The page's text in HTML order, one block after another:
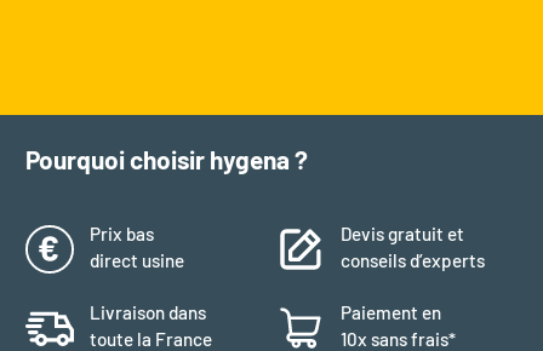
Pourquoi choisir hygena ?
Prix bas
direct usine
Devis gratuit et
conseils d’experts
Livraison dans
toute la France
Paiement en
10x sans frais*